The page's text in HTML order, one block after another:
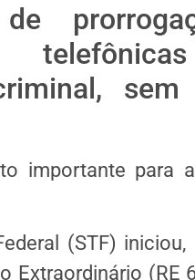
de
importante para
(STF)
Extraordinário (RE